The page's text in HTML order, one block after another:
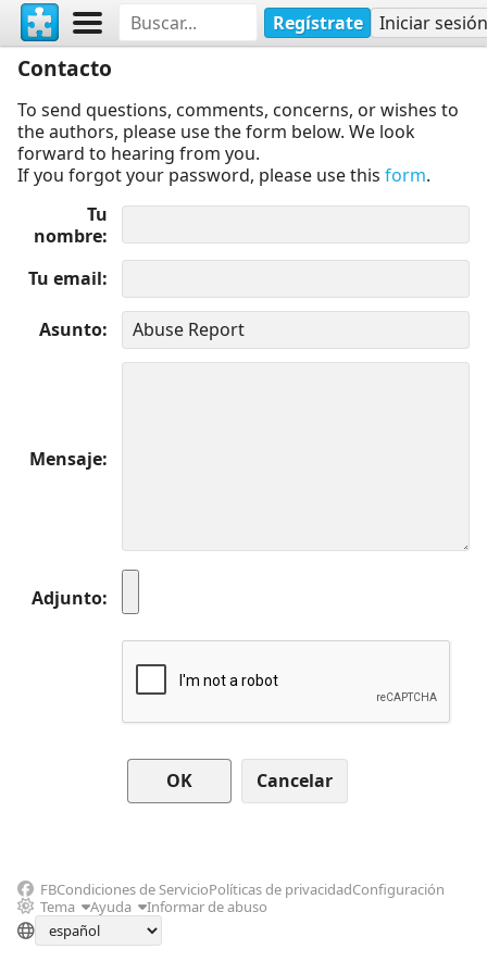
Regístrate Iniciar sesión
Contacto
To send questions, comments, concerns, or wishes to
the authors, please use the form below. We look
forward to hearing from you.
If you forgot your password, please use this form.
Tu
nombre
Tu email
Asunto
Mensaje
Adjunto
Cancelar
FBCondiciones de ServicioPolíticas de privacidadConfiguración
Tema
Ayuda Informar de abuso